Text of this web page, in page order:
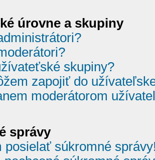
úrovne a skupiny
skupiny?
zapojiť do
moderátorom
správy
posielať súkromné